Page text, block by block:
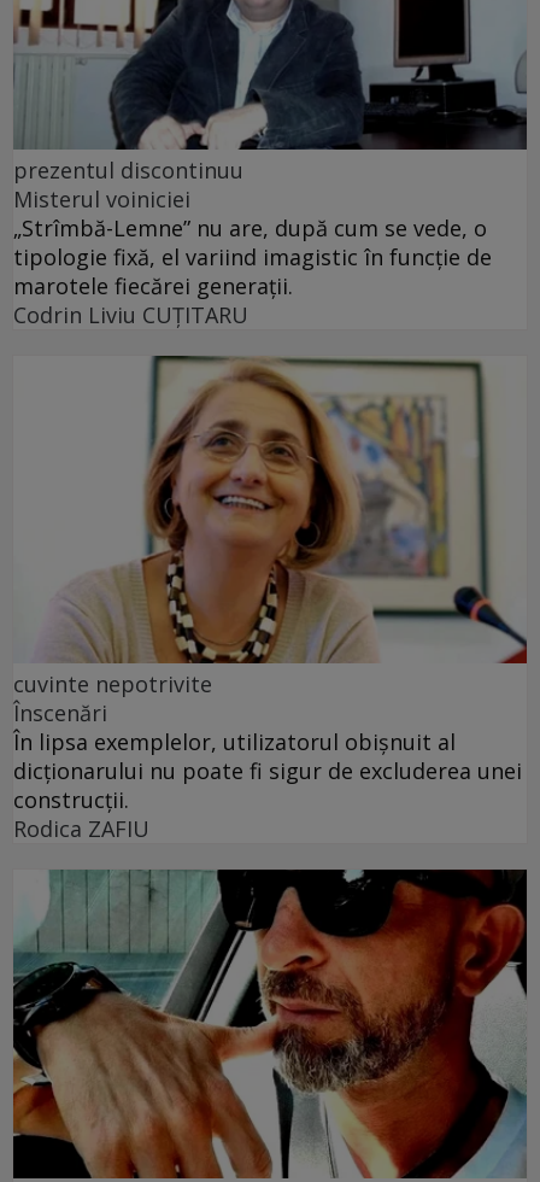
prezentul discontinuu
Misterul voiniciei
„Strîmbă-Lemne” nu are, după cum se vede, o
tipologie fixă, el variind imagistic în funcţie de
marotele fiecărei generaţii.
Codrin Liviu CUŢITARU
cuvinte nepotrivite
Înscenări
În lipsa exemplelor, utilizatorul obișnuit al
dicționarului nu poate fi sigur de excluderea unei
construcții.
Rodica ZAFIU